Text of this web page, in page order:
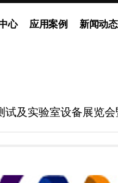
心 应用案例 新闻动态
试及实验室设备展览